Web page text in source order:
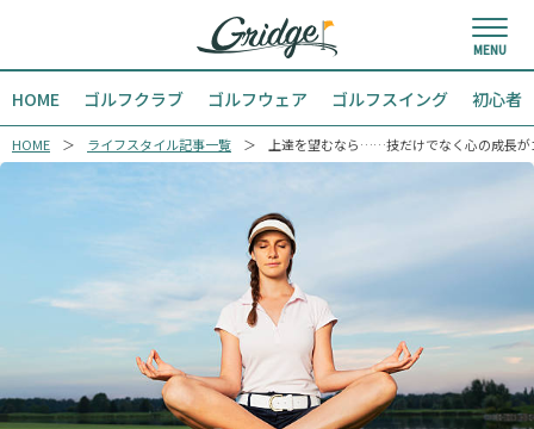
HOME ゴルフクラブ ゴルフウェア ゴルフスイング 初心者
HOME ライフスタイル記事一覧 上達を望むなら……技だけでなく心の成長